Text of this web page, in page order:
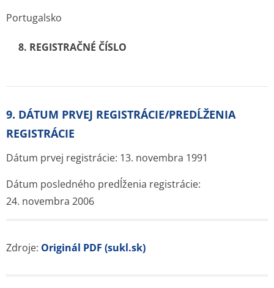
Portugalsko
8. REGISTRAČNÉ ČÍSLO
9. DÁTUM PRVEJ REGISTRÁCIE/PREDĹŽENIA
REGISTRÁCIE
Dátum prvej registrácie: 13. novembra 1991
Dátum posledného predĺženia registrácie:
24. novembra 2006
Zdroje: Originál PDF (sukl.sk)